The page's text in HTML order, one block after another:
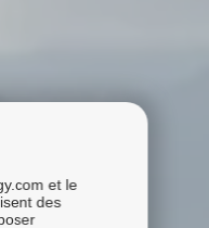
et le
des